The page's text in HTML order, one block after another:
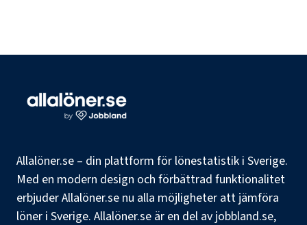
Allalöner.se – din plattform för lönestatistik i Sverige.
Med en modern design och förbättrad funktionalitet
erbjuder Allalöner.se nu alla möjligheter att jämföra
löner i Sverige. Allalöner.se är en del av jobbland.se,